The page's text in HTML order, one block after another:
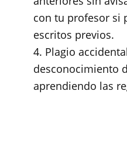
con tu profesor si
escritos previos.
4. Plagio
desconocimiento
aprendiendo las